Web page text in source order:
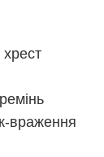
хрест
враження